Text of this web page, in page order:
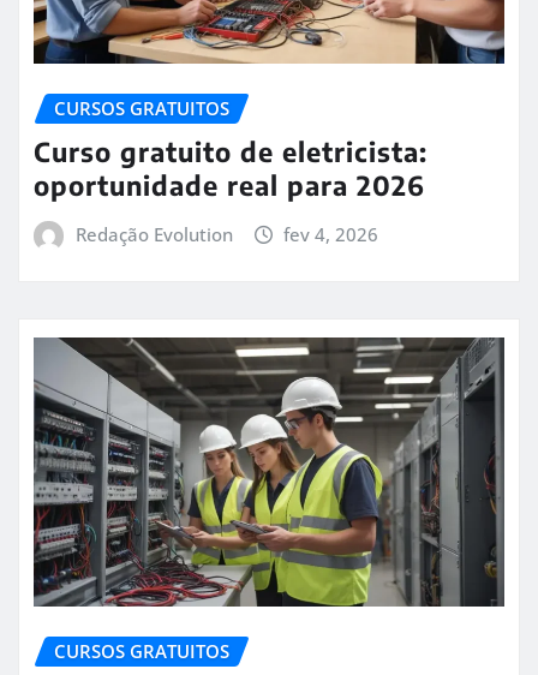
CURSOS GRATUITOS
Curso gratuito de eletricista:
oportunidade real para 2026
Redação Evolution fev 4, 2026
CURSOS GRATUITOS